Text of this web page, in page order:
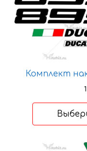
Комплект
можно
выбрать
товара.